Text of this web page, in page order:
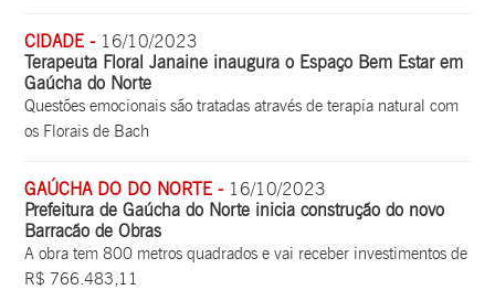
CIDADE - 16/10/2023
Terapeuta Floral Janaine inaugura o Espaço Bem Estar em
Gaúcha do Norte
Questões emocionais são tratadas através de terapia natural com
os Florais de Bach
GAÚCHA DO DO NORTE - 16/10/2023
Prefeitura de Gaúcha do Norte inicia construção do novo
Barracão de Obras
A obra tem 800 metros quadrados e vai receber investimentos de
R$ 766.483,11